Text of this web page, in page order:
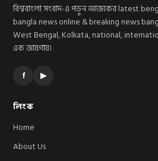
বিশ্ববাংলা সংবাদ-এ পড়ুন আজকের latest
bangla news online & breaking news
West Bengal, Kolkata, national,
এক জায়গায়।
f ▶
লিংক
Home
About Us